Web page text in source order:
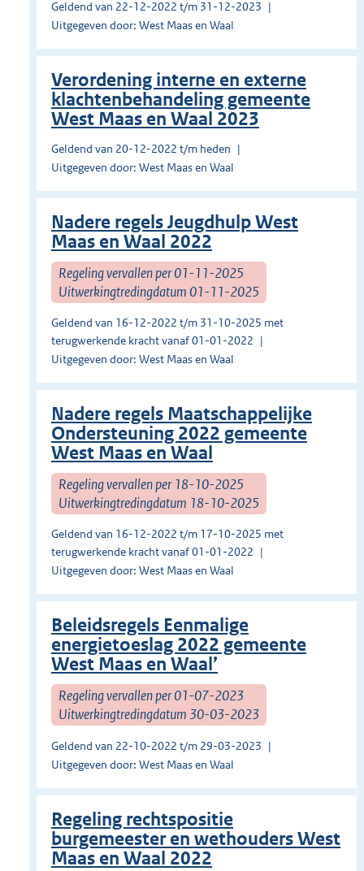
Geldend van 22-12-2022 t/m 31-12-2023
Uitgegeven door: West Maas en Waal
Verordening interne en externe
klachtenbehandeling gemeente
West Maas en Waal 2023
Geldend van 20-12-2022 t/m heden
Uitgegeven door: West Maas en Waal
Nadere regels Jeugdhulp West
Maas en Waal 2022
Regeling vervallen per 01-11-2025
Uitwerkingtredingdatum 01-11-2025
Geldend van 16-12-2022 t/m 31-10-2025 met
terugwerkende kracht vanaf 01-01-2022
Uitgegeven door: West Maas en Waal
Nadere regels Maatschappelijke
Ondersteuning 2022 gemeente
West Maas en Waal
Regeling vervallen per 18-10-2025
Uitwerkingtredingdatum 18-10-2025
Geldend van 16-12-2022 t/m 17-10-2025 met
terugwerkende kracht vanaf 01-01-2022
Uitgegeven door: West Maas en Waal
Beleidsregels Eenmalige
energietoeslag 2022 gemeente
West Maas en Waal’
Regeling vervallen per 01-07-2023
Uitwerkingtredingdatum 30-03-2023
Geldend van 22-10-2022 t/m 29-03-2023
Uitgegeven door: West Maas en Waal
Regeling rechtspositie
burgemeester en wethouders West
Maas en Waal 2022